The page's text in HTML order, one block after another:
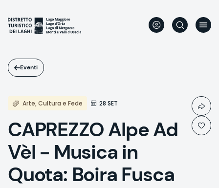
contenuto
principale
Eventi
Arte, Cultura e Fede 28 SET
CAPREZZO Alpe Ad
Vèl - Musica in
Quota: Boira Fusca